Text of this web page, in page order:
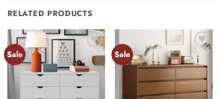
RELATED PRODUCTS
Sale
Add to
wishlist
Sale
Add to
wishlist